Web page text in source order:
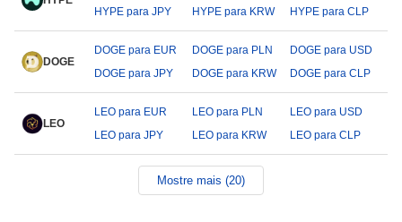
HYPE para JPY
HYPE para KRW HYPE para CLP
DOGE
DOGE para EUR DOGE para PLN
DOGE para USD
DOGE para JPY
DOGE para KRW DOGE para CLP
LEO
LEO para EUR LEO para PLN
LEO para USD
LEO para JPY
LEO para KRW LEO para CLP
Mostre mais (20)